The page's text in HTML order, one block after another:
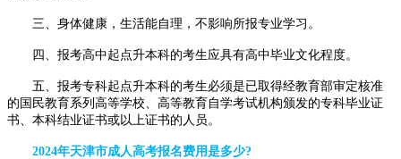
三、身体健康，生活能自理，不影响所报专业学习。
四、报考高中起点升本科的考生应具有高中毕业文化程度。
五、报考专科起点升本科的考生必须是已取得经教育部审定核准
的国民教育系列高等学校、高等教育自学考试机构颁发的专科毕业证
书、本科结业证书或以上证书的人员。
2024年天津市成人高考报名费用是多少?